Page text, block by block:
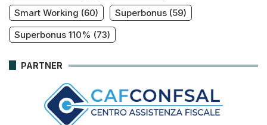
Smart Working (60) Superbonus (59)
Superbonus 110% (73)
PARTNER